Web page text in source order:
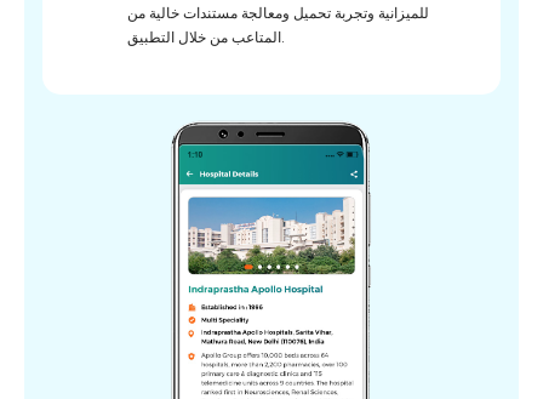
للميزانية وتجربة تحميل ومعالجة مستندات خالية من
المتاعب من خلال التطبيق.